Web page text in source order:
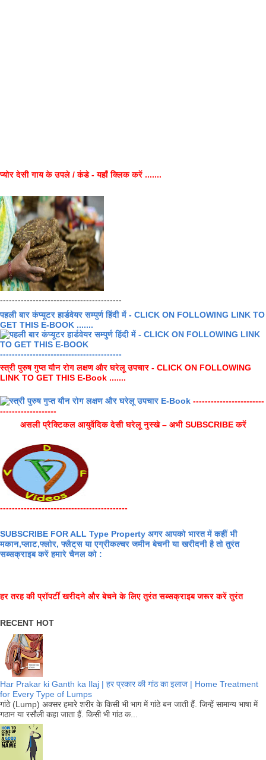
प्योर देसी गाय के उपले / कंडे - यहाँ क्लिक करें .......
-----------------------------------------
पहली बार कंप्यूटर हार्डवेयर सम्पुर्ण हिंदी में - CLICK ON FOLLOWING LINK TO
GET THIS E-BOOK .......
-----------------------------------------
स्त्री पुरुष गुप्त यौन रोग लक्षण और घरेलू उपचार - CLICK ON FOLLOWING
LINK TO GET THIS E-Book .......
------------------------
-------------------
असली प्रैक्टिकल आयुर्वेदिक देसी घरेलू नुस्खे – अभी SUBSCRIBE करें
-------------------------------------------
SUBSCRIBE FOR ALL Type Property अगर आपको भारत में कहीं भी
मकान,प्लाट,फ्लोर, फ्लैट्स या एग्रीकल्चर जमीन बेचनी या खरीदनी है तो तुरंत
सब्सक्राइब करें हमारे चैनल को :
हर तरह की प्रॉपर्टी खरीदने और बेचने के लिए तुरंत सब्सक्राइब जरूर करें तुरंत
RECENT HOT
Har Prakar ki Ganth ka Ilaj | हर प्रकार की गांठ का इलाज | Home Treatment
for Every Type of Lumps
गांठे (Lump) अक्सर हमारे शरीर के किसी भी भाग में गांठे बन जाती हैं. जिन्हें सामान्य भाषा में
गठान या रसौली कहा जाता हैं. किसी भी गांठ क...